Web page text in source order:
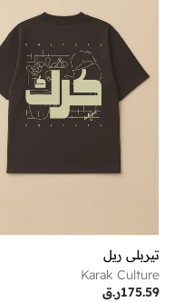
تيربلي ريل
Karak Culture
ر.ق175.59